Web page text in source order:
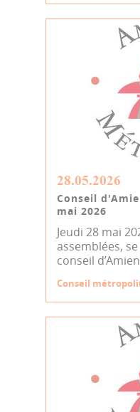
28.05.2026
Conseil
mai 2026
Jeudi 28 mai
assemblées,
conseil
Conseil